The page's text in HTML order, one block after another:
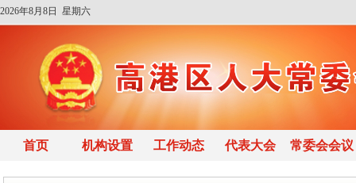
2026年8月8日 星期六
首页 机构设置 工作动态 代表大会 常委会会议